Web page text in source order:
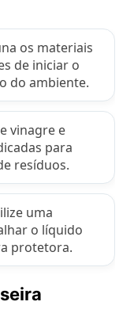
os materiais
de iniciar o
do ambiente.
vinagre e
para
resíduos.
uma
o líquido
protetora.